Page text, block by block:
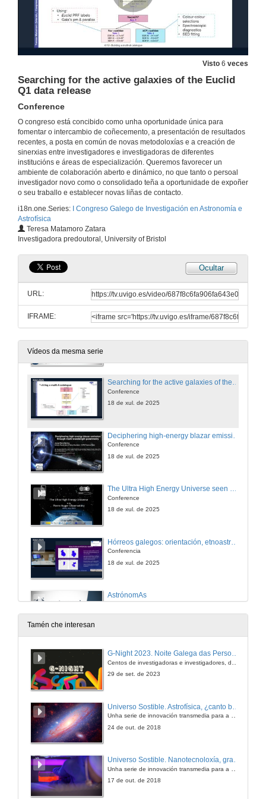
Visto 6 veces
Searching for the active galaxies of the Euclid
Q1 data release
Conference
O congreso está concibido como unha oportunidade única para
fomentar o intercambio de coñecemento, a presentación de resultados
recentes, a posta en común de novas metodoloxías e a creación de
sinerxias entre investigadores e investigadoras de diferentes
institucións e áreas de especialización. Queremos favorecer un
ambiente de colaboración aberto e dinámico, no que tanto o persoal
investigador novo como o consolidado teña a oportunidade de expoñer
o seu traballo e establecer novas liñas de contacto.
i18n.one.Series:
I Congreso Galego de Investigación en Astronomía e
Astrofísica
Teresa Matamoro Zatara
Investigadora predoutoral, University of Bristol
Ocultar
URL:
IFRAME:
Vídeos da mesma serie
Astronomia e Astrofísica no IA
Conferencia
17 de xul. de 2025
O sector espacial en Galicia: potencial, innovación e futuro
17 de xul. de 2025
Conferencia
18 de xul. de 2025
Hα con James Webb a 5<z<7: cuantificando a formación estelar en galaxias no primeiro mil millón de anos do Universo
Conferencia
18 de xul. de 2025
18 de xul. de 2025
Resultados do comisionado do Thirty-and-Forty Gigahertz Instrument (TFGI) e desempeño previsto en observacións cosmolóxicas
Conferencia
18 de xul. de 2025
Galaxias con liñas de emisión extremas. ¿Son os veciños os desencadenantes de esta propiedade?
Searching for the active galaxies of the Euclid Q1 data release
Conference
18 de xul. de 2025
Conference
18 de xul. de 2025
The Ultra High Energy Universe seen by the Pierre Auger Observatory
Conference
18 de xul. de 2025
Conferencia
18 de xul. de 2025
AstrónomAs
18 de xul. de 2025
Conferencia
Conferencia
Conferencia
Tamén che interesan
G-Night 2023. Noite Galega das Persoas Investigadoras. Conciencias creativas
29 de set. de 2023
Unha serie de innovación transmedia para a divulgación da ciencia producida pola Crue e emitida pola 2 de TVE
24 de out. de 2018
Universo Sostible. Nanotecnoloxía, gran solución
17 de out. de 2018